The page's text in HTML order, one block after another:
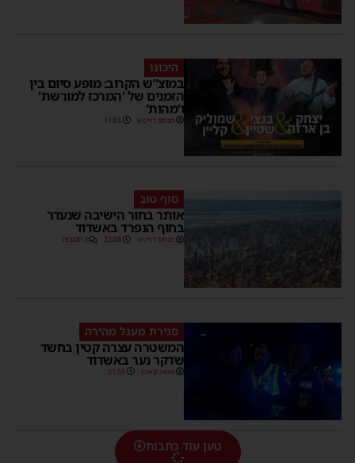
היכונו
במוצ”ש הקרוב: מופע סיום בין
הזמנים של 'המרכז למורשת'
ו'מהות'
מנחם דויטש 11:01
סוף טוב
אותר בחור הישיבה שנעדר
בחוף הנפרד באשדוד
מנחם דויטש 22:08 3 תגובות
סגירת מעגל מהירה
המשטרה עצרה קטין בחשד
שדקר נער באשדוד
משה קאהן 21:59
טען עוד כתבות